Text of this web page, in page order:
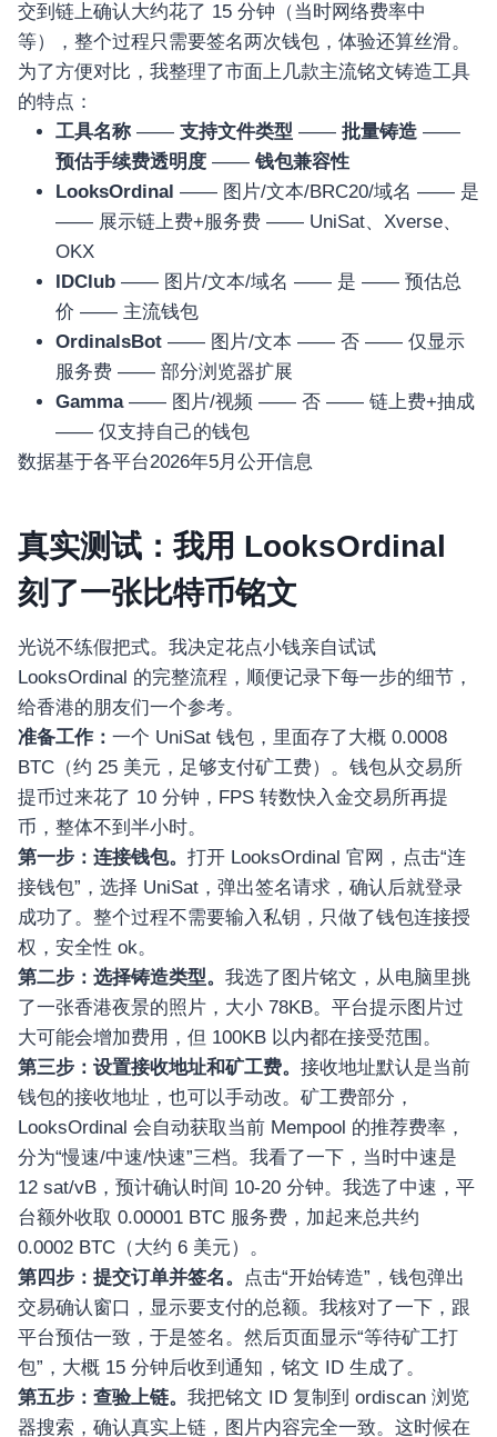
交到链上确认大约花了 15 分钟（当时网络费率中
等），整个过程只需要签名两次钱包，体验还算丝滑。
为了方便对比，我整理了市面上几款主流铭文铸造工具
的特点：
工具名称 —— 支持文件类型 —— 批量铸造 ——
预估手续费透明度 —— 钱包兼容性
LooksOrdinal —— 图片/文本/BRC20/域名 —— 是
—— 展示链上费+服务费 —— UniSat、Xverse、
OKX
IDClub —— 图片/文本/域名 —— 是 —— 预估总
价 —— 主流钱包
OrdinalsBot —— 图片/文本 —— 否 —— 仅显示
服务费 —— 部分浏览器扩展
Gamma—— 图片/视频 —— 否 —— 链上费+抽成
—— 仅支持自己的钱包
数据基于各平台2026年5月公开信息
真实测试：我用 LooksOrdinal
刻了一张比特币铭文
光说不练假把式。我决定花点小钱亲自试试
LooksOrdinal 的完整流程，顺便记录下每一步的细节，
给香港的朋友们一个参考。
准备工作： 一个 UniSat 钱包，里面存了大概 0.0008
BTC（约 25 美元，足够支付矿工费）。钱包从交易所
提币过来花了 10 分钟，FPS 转数快入金交易所再提
币，整体不到半小时。
第一步：连接钱包。 打开 LooksOrdinal 官网，点击“连
接钱包”，选择 UniSat，弹出签名请求，确认后就登录
成功了。整个过程不需要输入私钥，只做了钱包连接授
权，安全性 ok。
第二步：选择铸造类型。 我选了图片铭文，从电脑里挑
了一张香港夜景的照片，大小 78KB。平台提示图片过
大可能会增加费用，但 100KB 以内都在接受范围。
第三步：设置接收地址和矿工费。 接收地址默认是当前
钱包的接收地址，也可以手动改。矿工费部分，
LooksOrdinal 会自动获取当前 Mempool 的推荐费率，
分为“慢速/中速/快速”三档。我看了一下，当时中速是
12 sat/vB，预计确认时间 10-20 分钟。我选了中速，平
台额外收取 0.00001 BTC 服务费，加起来总共约
0.0002 BTC（大约 6 美元）。
第四步：提交订单并签名。
点击“开始铸造”，钱包弹出
交易确认窗口，显示要支付的总额。我核对了一下，跟
平台预估一致，于是签名。然后页面显示“等待矿工打
包”，大概 15 分钟后收到通知，铭文 ID 生成了。
第五步：查验上链。 我把铭文 ID 复制到 ordiscan 浏览
器搜索，确认真实上链，图片内容完全一致。这时候在